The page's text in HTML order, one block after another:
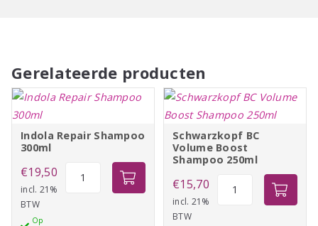
Gerelateerde producten
Indola Repair Shampoo
300ml
€19,50
incl. 21%
BTW
Op
Schwarzkopf BC
Volume Boost
Shampoo 250ml
€15,70
incl. 21%
BTW
Schwarzkopf